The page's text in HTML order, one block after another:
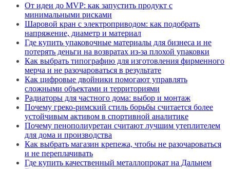
От идеи до MVP: как запустить продукт с
минимальными рисками
Шаровой кран с электроприводом: как подобрать
напряжение, диаметр и материал
Где купить упаковочные материалы для бизнеса и не
потерять деньги на возвратах из-за плохой упаковки
Как выбрать типографию для изготовления фирменного
мерча и не разочароваться в результате
Как цифровые двойники помогают управлять
сложными объектами и территориями
Радиаторы для частного дома: выбор и монтаж
Почему греко-римский стиль борьбы считается более
устойчивым активом в спортивной аналитике
Почему пенополиуретан считают лучшим утеплителем
для дома и производства
Как выбрать магазин крепежа, чтобы не разочароваться
и не переплачивать
Где купить качественный металлопрокат на Дальнем